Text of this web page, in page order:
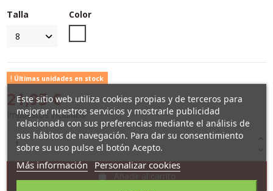
Talla
Color
Últimas unidades en stock
21,95 €
Impuestos incluidos
Añadir al carrito
Este sitio web utiliza cookies propias y de terceros para
mejorar nuestros servicios y mostrarle publicidad
relacionada con sus preferencias mediante el análisis de
sus hábitos de navegación. Para dar su consentimiento
sobre su uso pulse el botón Acepto.
Más información Personalizar cookies